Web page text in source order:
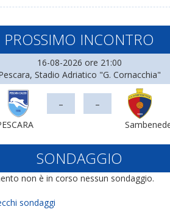
PROSSIMO INCONTRO
16-08-2026 ore 21:00
Stadio Adriatico "G. Cornacchia"
- -
SONDAGGIO
non è in corso nessun sondaggio.
sondaggi